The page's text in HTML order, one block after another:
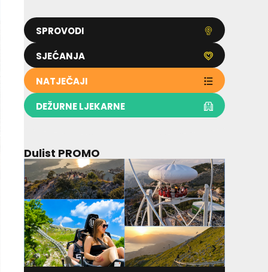
SPROVODI
SJEĆANJA
NATJEČAJI
DEŽURNE LJEKARNE
Dulist PROMO